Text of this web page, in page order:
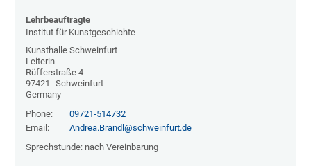
Lehrbeauftragte
Institut für Kunstgeschichte
Kunsthalle Schweinfurt
Leiterin
Rüfferstraße 4
97421
Schweinfurt
Germany
Phone:
09721-514732
Email:
Andrea.Brandl@schweinfurt.de
Sprechstunde: nach Vereinbarung